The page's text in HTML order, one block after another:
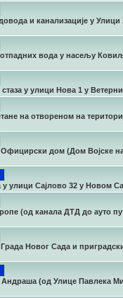
и канализације у Улици
вода у насељу
у улици Нова 1 у
на отвореном на
Официрски дом (Дом Војске
у улици Сајлово 32 у Новом
(од канала ДТД до ауто
Новог Сада и
(од Улице Павлека